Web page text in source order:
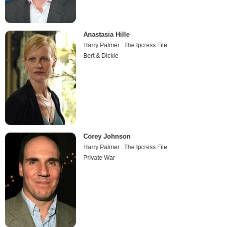
Anastasia Hille
Harry Palmer : The Ipcress File
Bert & Dickie
Corey Johnson
Harry Palmer : The Ipcress File
Private War